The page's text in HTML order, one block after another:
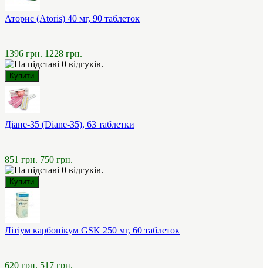
Аторис (Atoris) 40 мг, 90 таблеток
1396 грн. 1228 грн.
Діане-35 (Diane-35), 63 таблетки
851 грн. 750 грн.
Літіум карбонікум GSK 250 мг, 60 таблеток
620 грн. 517 грн.